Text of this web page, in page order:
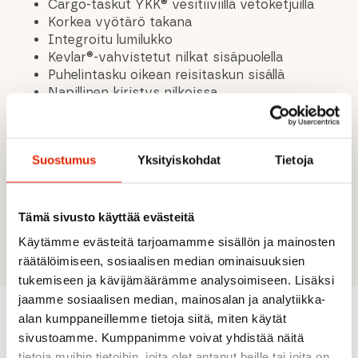
Suostumus Yksityiskohdat Tietoja
Tämä sivusto käyttää evästeitä
Käytämme evästeitä tarjoamamme sisällön ja mainosten
räätälöimiseen, sosiaalisen median ominaisuuksien
tukemiseen ja kävijämäärämme analysoimiseen. Lisäksi
jaamme sosiaalisen median, mainosalan ja analytiikka-
alan kumppaneillemme tietoja siitä, miten käytät
sivustoamme. Kumppanimme voivat yhdistää näitä
Cargo-taskut YKK® vesitiiviillä vetoketjuilla
Korkea vyötärö takana
Integroitu lumilukko
Kevlar®-vahvistetut nilkat sisäpuolella
Puhelintasku oikean reisitaskun sisällä
Napillinen kiristys nilkoissa
Snap-in ratkaisu takin lumilukkorenkaalle
Teipatut saumat vedenpitävässä kankaassa
YKK® vesitiiviit vetoketjut
Vetoketjullinen etuvetoketju, snap-
Vetoketjuin kiinnitettävä hiihtoliivi ratkaisuina
Suositeltua sinulle